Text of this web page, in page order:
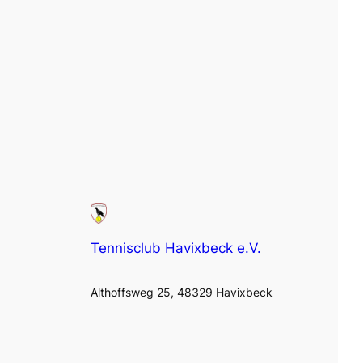
Tennisclub Havixbeck e.V.
Althoffsweg 25, 48329 Havixbeck